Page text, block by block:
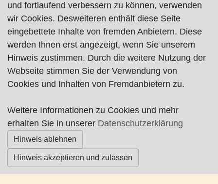
Impressum|Datenschutz| AGB
© Worpswede24 2015-2026
und fortlaufend verbessern zu können, verwenden
wir Cookies. Desweiteren enthält diese Seite
eingebettete Inhalte von fremden Anbietern. Diese
werden Ihnen erst angezeigt, wenn Sie unserem
Hinweis zustimmen. Durch die weitere Nutzung der
Webseite stimmen Sie der Verwendung von
Cookies und Inhalten von Fremdanbietern zu.
Weitere Informationen zu Cookies und mehr
erhalten Sie in unserer Datenschutzerklärung
Hinweis ablehnen
Hinweis akzeptieren und zulassen